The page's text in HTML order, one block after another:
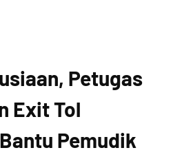
Petugas
Exit Tol
Pemudik